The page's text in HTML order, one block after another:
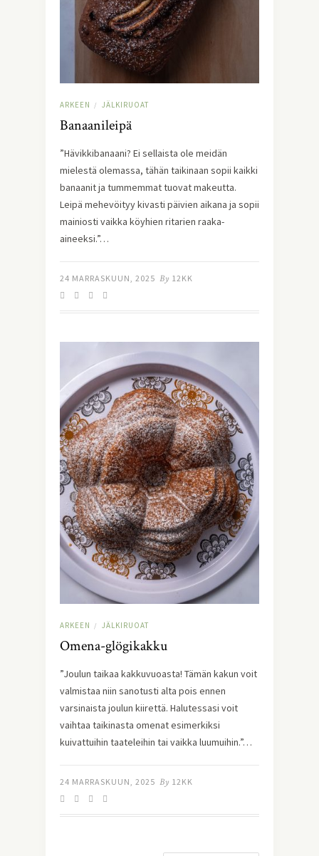
ARKEEN / JÄLKIRUOAT
Banaanileipä
”Hävikkibanaani? Ei sellaista ole meidän
mielestä olemassa, tähän taikinaan sopii kaikki
banaanit ja tummemmat tuovat makeutta.
Leipä mehevöityy kivasti päivien aikana ja sopii
mainiosti vaikka köyhien ritarien raaka-
aineeksi.”…
24 MARRASKUUN, 2025 By 12KK
ARKEEN / JÄLKIRUOAT
Omena-glögikakku
”Joulun taikaa kakkuvuoasta! Tämän kakun voit
valmistaa niin sanotusti alta pois ennen
varsinaista joulun kiirettä. Halutessasi voit
vaihtaa taikinasta omenat esimerkiksi
kuivattuihin taateleihin tai vaikka luumuihin.”…
24 MARRASKUUN, 2025 By 12KK